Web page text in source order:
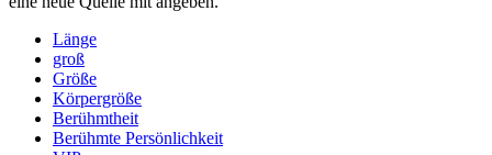
Länge
groß
Größe
Körpergröße
Berühmtheit
Berühmte Persönlichkeit